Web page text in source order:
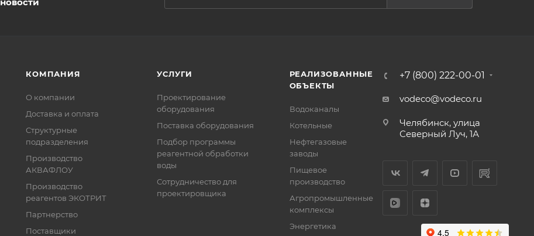
КОМПАНИЯ
О компании
Доставка и оплата
Структурные
подразделения
Производство
АКВАФЛОУ
Производство
реагентов ЭКОТРИТ
Партнерство
Поставщики
УСЛУГИ
Проектирование
оборудования
Поставка оборудования
Подбор программы
реагентной обработки
воды
Сотрудничество для
проектировщика
РЕАЛИЗОВАННЫЕ
ОБЪЕКТЫ
Водоканалы
Котельные
Нефтегазовые
заводы
Пищевое
производство
Агропромышленные
комплексы
Энергетика
+7 (800) 222-00-01
vodeco@vodeco.ru
Челябинск, улица
Северный Луч, 1А